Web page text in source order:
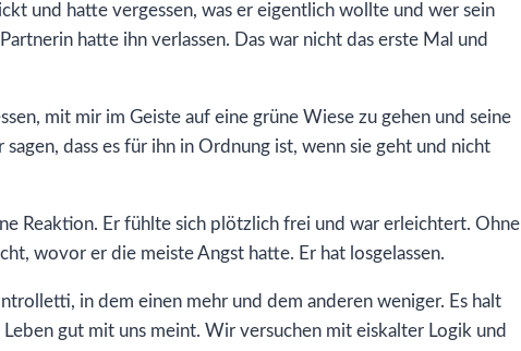
und hatte vergessen, was er eigentlich wollte und wer sein
hatte ihn verlassen. Das war nicht das erste Mal und
mit mir im Geiste auf eine grüne Wiese zu gehen und seine
dass es für ihn in Ordnung ist, wenn sie geht und nicht
Reaktion. Er fühlte sich plötzlich frei und war erleichtert. Ohne
wovor er die meiste Angst hatte. Er hat losgelassen.
in dem einen mehr und dem anderen weniger. Es halt
Leben gut mit uns meint. Wir versuchen mit eiskalter Logik und